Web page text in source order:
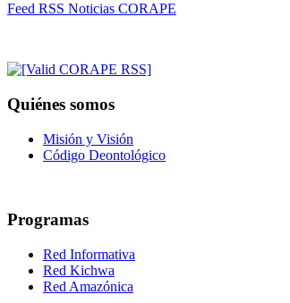
Feed RSS Noticias CORAPE
Quiénes somos
Misión y Visión
Código Deontológico
Programas
Red Informativa
Red Kichwa
Red Amazónica